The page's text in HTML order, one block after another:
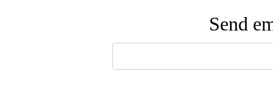
Send